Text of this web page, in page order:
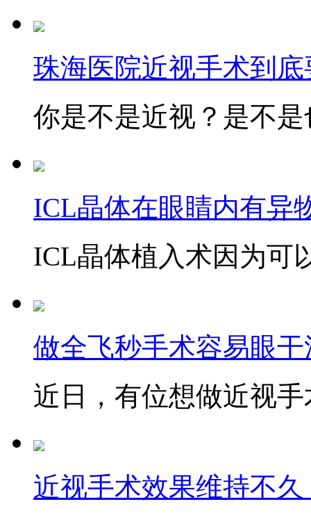
珠海医院近视手术到
你是不是近视？是不
ICL晶体在眼睛内有异
ICL晶体植入术因为可
做全飞秒手术容易眼
近日，有位想做近视
近视手术效果维持不